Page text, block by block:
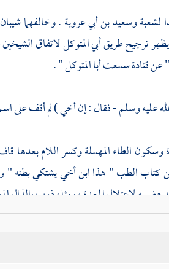
لشعبةوسعيد بن أبي عروبة. وخالفهماشيبان
ترجيح طريقأبي المتوكللاتفاق
" عنقتادةسمعتأبا المتوكل" .
عليه وسلم - فقال : إن أخي ) لم أقف على
وسكون الطاء المهملة وكسر اللام بعدها
كتاب الطب " هذا ابن أخي يشتكي بطنه "
لاعتلال المعدة ، ومثله ذرب بالذال